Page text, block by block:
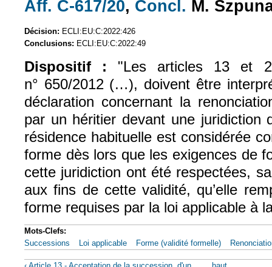
Aff. C-617/20 (le lien est externe)
, Concl. (le lien est
M.
Décision: ECLI:EU:C:2022:426
Conclusions: ECLI:EU:C:2022:49
Dispositif :
"Les articles 13 et
n° 650/2012 (…), doivent être
déclaration concernant la
par un héritier devant une juridiction
résidence habituelle est considérée
forme dès lors que les exigences de
cette juridiction ont été respectées,
aux fins de cette validité, qu’elle
forme requises par la loi applicable à
Mots-Clefs:
Successions
Loi applicable Forme (validité formelle)